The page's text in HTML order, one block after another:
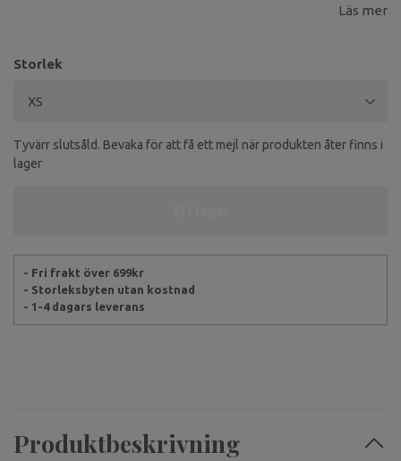
blått, vitt och rosa har en härlig folklore-känsla och är likaLäs mer
Storlek
Tyvärr slutsåld. Bevaka för att få ett mejl när produkten åter finns i
lager
- Fri frakt över 699kr
- Storleksbyten utan kostnad
- 1-4 dagars leverans
Produktbeskrivning